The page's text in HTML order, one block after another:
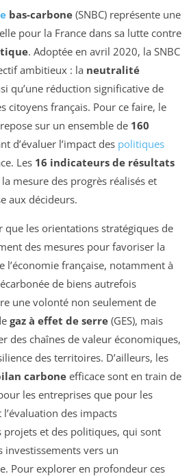
bas-carbone (SNBC) représente une
pour la France dans sa lutte contre
. Adoptée en avril 2020, la SNBC
ambitieux : la neutralité
qu’une réduction significative de
citoyens français. Pour ce faire, le
sur un ensemble de 160
d’évaluer l’impact des politiques
Les 16 indicateurs de résultats
mesure des progrès réalisés et
aux décideurs.
que les orientations stratégiques de
des mesures pour favoriser la
l’économie française, notamment à
de biens autrefois
une volonté non seulement de
gaz à effet de serre (GES), mais
des chaînes de valeur économiques,
des territoires. D’ailleurs, les
carbone efficace sont en train de
les entreprises que pour les
des impacts
et des politiques, qui sont
vers un
Pour explorer en profondeur ces